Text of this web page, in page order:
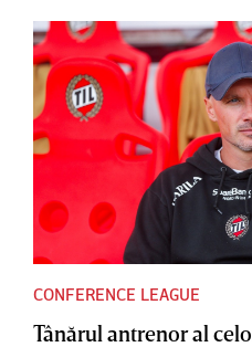
CONFERENCE LEAGUE
Tânărul antrenor al